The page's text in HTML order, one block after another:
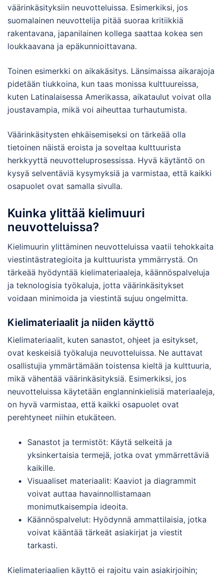
väärinkäsityksiin neuvotteluissa. Esimerkiksi, jos
suomalainen neuvottelija pitää suoraa kritiikkiä
rakentavana, japanilainen kollega saattaa kokea sen
loukkaavana ja epäkunnioittavana.
Toinen esimerkki on aikakäsitys. Länsimaissa aikarajoja
pidetään tiukkoina, kun taas monissa kulttuureissa,
kuten Latinalaisessa Amerikassa, aikataulut voivat olla
joustavampia, mikä voi aiheuttaa turhautumista.
Väärinkäsitysten ehkäisemiseksi on tärkeää olla
tietoinen näistä eroista ja soveltaa kulttuurista
herkkyyttä neuvotteluprosessissa. Hyvä käytäntö on
kysyä selventäviä kysymyksiä ja varmistaa, että kaikki
osapuolet ovat samalla sivulla.
Kuinka ylittää kielimuuri
neuvotteluissa?
Kielimuurin ylittäminen neuvotteluissa vaatii tehokkaita
viestintästrategioita ja kulttuurista ymmärrystä. On
tärkeää hyödyntää kielimateriaaleja, käännöspalveluja
ja teknologisia työkaluja, jotta väärinkäsitykset
voidaan minimoida ja viestintä sujuu ongelmitta.
Kielimateriaalit ja niiden käyttö
Kielimateriaalit, kuten sanastot, ohjeet ja esitykset,
ovat keskeisiä työkaluja neuvotteluissa. Ne auttavat
osallistujia ymmärtämään toistensa kieltä ja kulttuuria,
mikä vähentää väärinkäsityksiä. Esimerkiksi, jos
neuvotteluissa käytetään englanninkielisiä materiaaleja,
on hyvä varmistaa, että kaikki osapuolet ovat
perehtyneet niihin etukäteen.
Sanastot ja termistöt: Käytä selkeitä ja
yksinkertaisia termejä, jotka ovat ymmärrettäviä
kaikille.
Visuaaliset materiaalit: Kaaviot ja diagrammit
voivat auttaa havainnollistamaan
monimutkaisempia ideoita.
Käännöspalvelut: Hyödynnä ammattilaisia, jotka
voivat kääntää tärkeät asiakirjat ja viestit
tarkasti.
Kielimateriaalien käyttö ei rajoitu vain asiakirjoihin;